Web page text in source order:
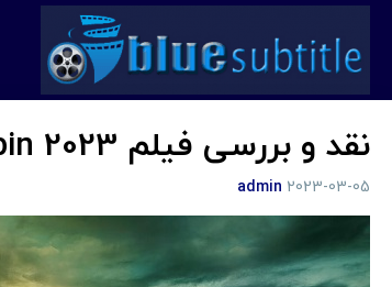
نقد و بررسی فیلم Knock at the Cabin 2023
admin 2023-03-05